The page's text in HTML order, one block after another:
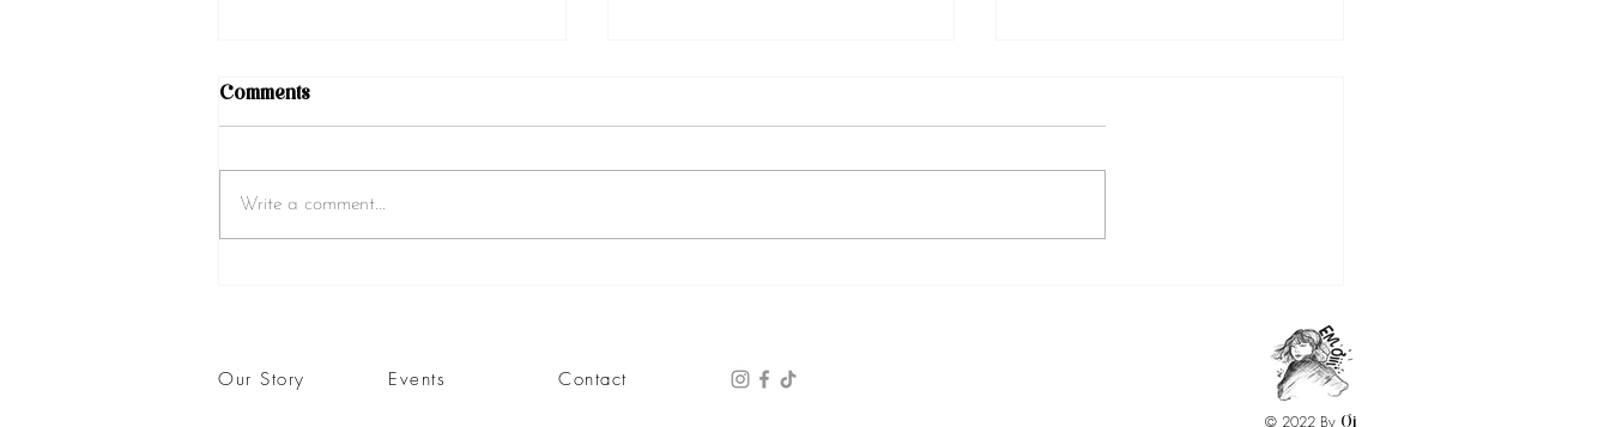
Americano
Comments
Write a comment...
Our Story Events Contact
© 2022 By Ơi